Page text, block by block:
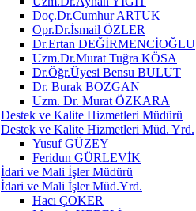
Doç.Dr.Cumhur ARTUK
Opr.Dr.İsmail ÖZLER
Dr.Ertan DEĞİRMENCİOĞLU
Uzm.Dr.Murat Tuğra KÖSA
Dr.Öğr.Üyesi Bensu BULUT
Dr. Burak BOZGAN
Uzm. Dr. Murat ÖZKARA
Destek ve Kalite Hizmetleri Müdürü
Destek ve Kalite Hizmetleri Müd. Yrd.
Yusuf GÜZEY
Feridun GÜRLEVİK
İdari ve Mali İşler Müdürü
İdari ve Mali İşler Müd.Yrd.
Hacı ÇOKER